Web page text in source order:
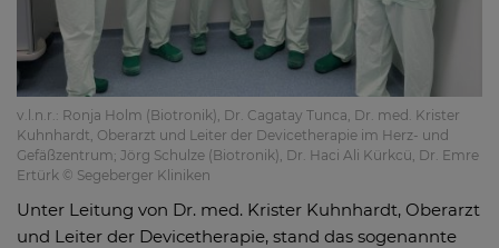
v.l.n.r.: Ronja Holm (Biotronik), Dr. Cagatay Tunca, Dr. med. Krister
Kuhnhardt, Oberarzt und Leiter der Devicetherapie im Herz- und
Gefäßzentrum; Jörg Schulze (Biotronik), Dr. Haci Ali Kürkcü, Dr. Emre
Ertürk © Segeberger Kliniken
Unter Leitung von Dr. med. Krister Kuhnhardt, Oberarzt
und Leiter der Devicetherapie, stand das sogenannte